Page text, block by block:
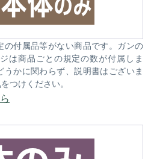
付属品等がない商品です。ガンの
は商品ごとの規定の数が付属しま
かに関わらず、説明書はございま
つけください。